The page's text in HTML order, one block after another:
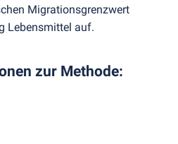
Migrationsgrenzwert
Lebensmittel auf.
zur Methode: